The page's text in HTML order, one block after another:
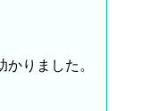
りました。